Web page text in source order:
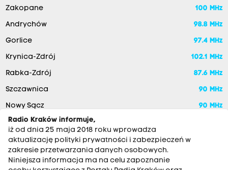
Zakopane 100 MHz
Andrychów 98.8 MHz
Gorlice 97.4 MHz
Krynica-Zdrój 102.1 MHz
Rabka-Zdrój 87.6 MHz
Szczawnica 90 MHz
Nowy Sącz
90 MHz
Radio Kraków informuje,
iż od dnia 25 maja 2018 roku wprowadza
aktualizację polityki prywatności i zabezpieczeń w
zakresie przetwarzania danych osobowych.
Niniejsza informacja ma na celu zapoznanie